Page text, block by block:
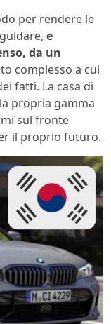
per rendere le
e
da un
complesso a cui
fatti. La casa di
propria gamma
sul fronte
il proprio futuro.